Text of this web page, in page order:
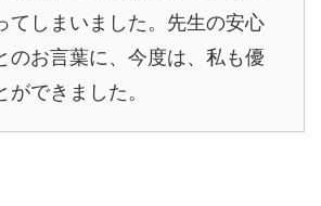
てしまいました。先生の安心
のお言葉に、今度は、私も優
ができました。